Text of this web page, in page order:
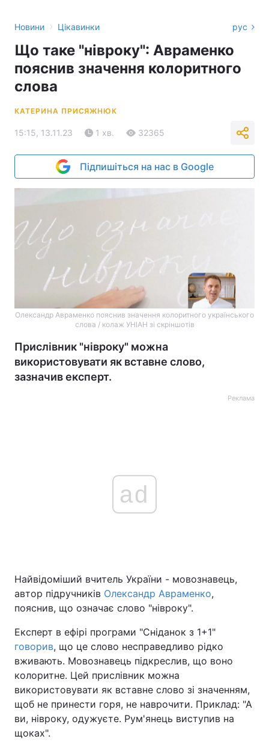
Новини › Цікавинки рус
Що таке "нівроку": Авраменко
пояснив значення колоритного
слова
КАТЕРИНА ПРИСЯЖНЮК
15:15, 13.11.23 1 хв. 32365
Підпишіться на нас в Google
Олександр Авраменко пояснив значення колоритного українського
слова / колаж УНІАН зі скріншотів
Прислівник "нівроку" можна
використовувати як вставне слово,
зазначив експерт.
Реклама
ad
Найвідоміший вчитель України - мовознавець,
автор підручників Олександр Авраменко,
пояснив, що означає слово "нівроку".
Експерт в ефірі програми "Сніданок з 1+1"
говорив, що це слово несправедливо рідко
вживають. Мовознавець підкреслив, що воно
колоритне. Цей прислівник можна
використовувати як вставне слово зі значенням,
щоб не принести горя, не наврочити. Приклад: "А
ви, нівроку, одужуєте. Рум'янець виступив на
щоках".